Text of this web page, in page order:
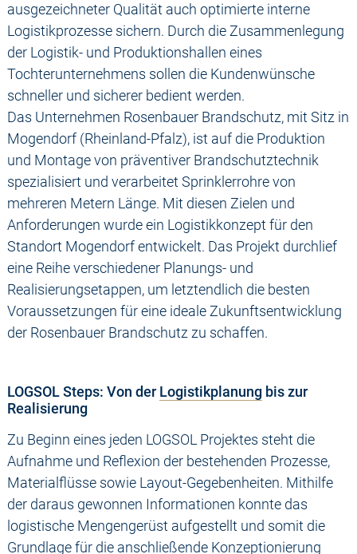
ausgezeichneter Qualität auch optimierte interne
Logistikprozesse sichern. Durch die Zusammenlegung
der Logistik- und Produktionshallen eines
Tochterunternehmens sollen die Kundenwünsche
schneller und sicherer bedient werden.
Das Unternehmen Rosenbauer Brandschutz, mit Sitz in
Mogendorf (Rheinland-Pfalz), ist auf die Produktion
und Montage von präventiver Brandschutztechnik
spezialisiert und verarbeitet Sprinklerrohre von
mehreren Metern Länge. Mit diesen Zielen und
Anforderungen wurde ein Logistikkonzept für den
Standort Mogendorf entwickelt. Das Projekt durchlief
eine Reihe verschiedener Planungs- und
Realisierungsetappen, um letztendlich die besten
Voraussetzungen für eine ideale Zukunftsentwicklung
der Rosenbauer Brandschutz zu schaffen.
LOGSOL Steps: Von der Logistikplanung bis zur
Realisierung
Zu Beginn eines jeden LOGSOL Projektes steht die
Aufnahme und Reflexion der bestehenden Prozesse,
Materialflüsse sowie Layout-Gegebenheiten. Mithilfe
der daraus gewonnen Informationen konnte das
logistische Mengengerüst aufgestellt und somit die
Grundlage für die anschließende Konzeptionierung